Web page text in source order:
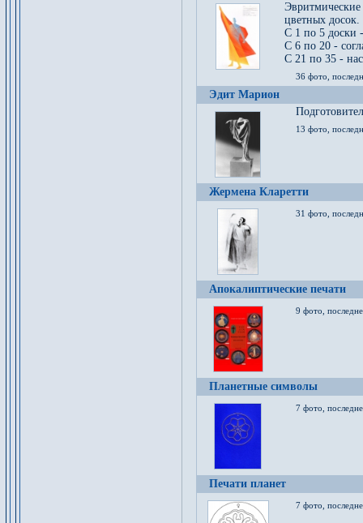
цветных досок.
С 1 по 5 доски
С 6 по 20 -
С 21 по 35 -
36 фото,
Эдит Марион
13 фото,
Жермена Кларетти
31 фото,
Апокалиптические печати
9 фото,
Планетные символы
7 фото,
Печати планет
7 фото,